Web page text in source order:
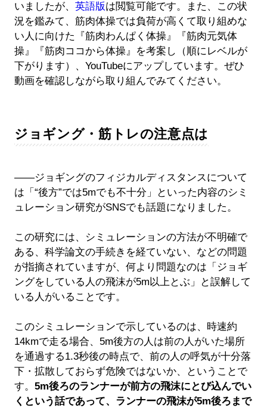
いましたが、 英語版は閲覧可能です。また、この状
況を鑑みて、筋肉体操では負荷が高くて取り組めな
い人に向けた『筋肉わんぱく体操』『筋肉元気体
操』『筋肉ココから体操』を考案し（順にレベルが
下がります）、YouTubeにアップしています。ぜひ
動画を確認しながら取り組んでみてください。
ジョギング・筋トレの注意点は
――ジョギングのフィジカルディスタンスについて
は「“後方”では5mでも不十分」といった内容のシミ
ュレーション研究がSNSでも話題になりました。
この研究には、シミュレーションの方法が不明確で
ある、科学論文の手続きを経ていない、などの問題
が指摘されていますが、何より問題なのは「ジョギ
ングをしている人の飛沫が5m以上とぶ」と誤解して
いる人がいることです。
このシミュレーションで示しているのは、時速約
14kmで走る場合、5m後方の人は前の人がいた場所
を通過する1.3秒後の時点で、前の人の呼気が十分落
下・拡散しておらず危険ではないか、ということで
す。 5m後ろのランナーが前方の飛沫にとび込んでい
くという話であって、ランナーの飛沫が5m後ろまで